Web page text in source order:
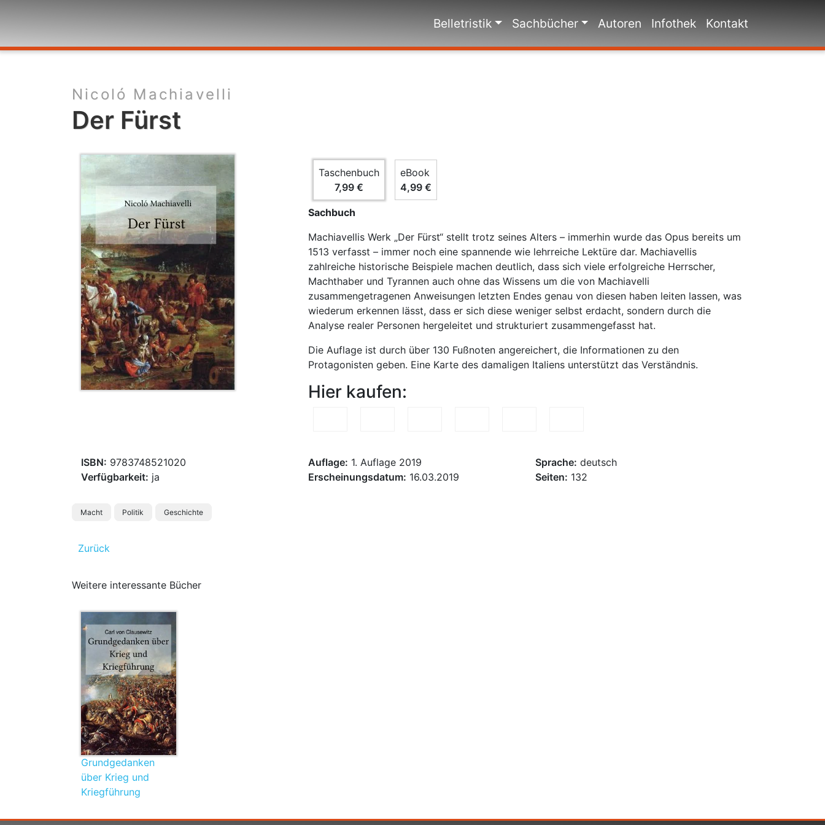
Belletristik Sachbücher Autoren Infothek Kontakt
Nicoló Machiavelli
Der Fürst
Taschenbuch
7,99 €
eBook
4,99 €
Sachbuch
Machiavellis Werk „Der Fürst“ stellt trotz seines Alters – immerhin wurde das Opus bereits um
1513 verfasst – immer noch eine spannende wie lehrreiche Lektüre dar. Machiavellis
zahlreiche historische Beispiele machen deutlich, dass sich viele erfolgreiche Herrscher,
Machthaber und Tyrannen auch ohne das Wissens um die von Machiavelli
zusammengetragenen Anweisungen letzten Endes genau von diesen haben leiten lassen, was
wiederum erkennen lässt, dass er sich diese weniger selbst erdacht, sondern durch die
Analyse realer Personen hergeleitet und strukturiert zusammengefasst hat.
Die Auflage ist durch über 130 Fußnoten angereichert, die Informationen zu den
Protagonisten geben. Eine Karte des damaligen Italiens unterstützt das Verständnis.
Hier kaufen:
ISBN: 9783748521020
Verfügbarkeit: ja
Auflage: 1. Auflage 2019
Erscheinungsdatum: 16.03.2019
Sprache: deutsch
Seiten: 132
Macht Politik Geschichte
Zurück
Weitere interessante Bücher
Grundgedanken
über Krieg und
Kriegführung